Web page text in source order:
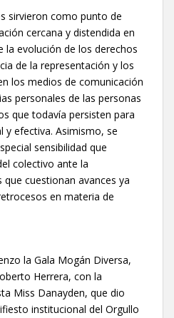
sirvieron como punto de
cercana y distendida en
la evolución de los derechos
de la representación y los
los medios de comunicación
personales de las personas
que todavía persisten para
y efectiva. Asimismo, se
sensibilidad que
colectivo ante la
cuestionan avances ya
en materia de
la Gala Mogán Diversa,
Herrera, con la
Miss Danayden, que dio
institucional del Orgullo